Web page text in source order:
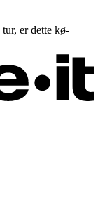
er dette kø-